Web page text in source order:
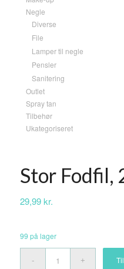
Negle
Diverse
File
Lamper til negle
Pensler
Sanitering
Outlet
Spray tan
Tilbehør
Ukategoriseret
Stor Fodfil,
29,99kr.
99 på lager